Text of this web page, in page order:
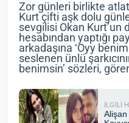
Zor günleri birlikte
Kurt çifti aşk dolu
sevgilisi Okan
hesabından yaptığı
arkadaşına ‘Oyy
seslenen ünlü
benimsin’ sözleri,